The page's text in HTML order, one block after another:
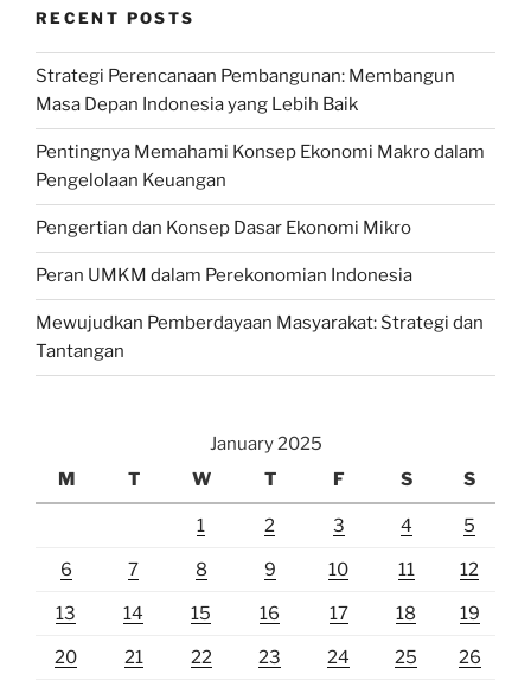
RECENT POSTS
Strategi Perencanaan Pembangunan: Membangun
Masa Depan Indonesia yang Lebih Baik
Pentingnya Memahami Konsep Ekonomi Makro dalam
Pengelolaan Keuangan
Pengertian dan Konsep Dasar Ekonomi Mikro
Peran UMKM dalam Perekonomian Indonesia
Mewujudkan Pemberdayaan Masyarakat: Strategi dan
Tantangan
January 2025
M
T W T F S S
1 2 3 4 5
6 7 8 9 10 11 12
13 14 15 16 17 18 19
20 21 22 23 24 25 26